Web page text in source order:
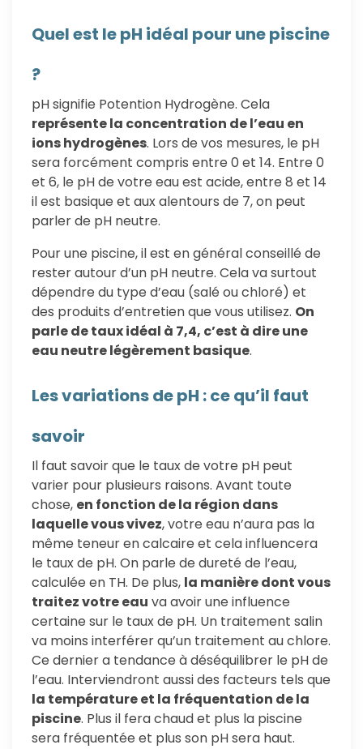
Quel est le pH idéal pour une piscine
?
pH signifie Potention Hydrogène. Cela
représente la concentration de l’eau en
ions hydrogènes. Lors de vos mesures, le pH
sera forcément compris entre 0 et 14. Entre 0
et 6, le pH de votre eau est acide, entre 8 et 14
il est basique et aux alentours de 7, on peut
parler de pH neutre.
Pour une piscine, il est en général conseillé de
rester autour d’un pH neutre. Cela va surtout
dépendre du type d’eau (salé ou chloré) et
des produits d’entretien que vous utilisez. On
parle de taux idéal à 7,4, c’est à dire une
eau neutre légèrement basique.
Les variations de pH : ce qu’il faut
savoir
Il faut savoir que le taux de votre pH peut
varier pour plusieurs raisons. Avant toute
chose, en fonction de la région dans
laquelle vous vivez, votre eau n’aura pas la
même teneur en calcaire et cela influencera
le taux de pH. On parle de dureté de l’eau,
calculée en TH. De plus, la manière dont vous
traitez votre eau va avoir une influence
certaine sur le taux de pH. Un traitement salin
va moins interférer qu’un traitement au chlore.
Ce dernier a tendance à déséquilibrer le pH de
l’eau. Interviendront aussi des facteurs tels que
la température et la fréquentation de la
piscine. Plus il fera chaud et plus la piscine
sera fréquentée et plus son pH sera haut.